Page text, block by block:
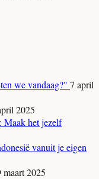
we vandaag?" 7 april
2025
Maak het jezelf
vanuit je eigen
maart 2025